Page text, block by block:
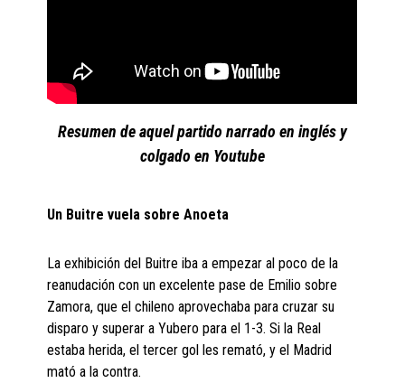
Resumen de aquel partido narrado en inglés y
colgado en Youtube
Un Buitre vuela sobre Anoeta
La exhibición del Buitre iba a empezar al poco de la
reanudación con un excelente pase de Emilio sobre
Zamora, que el chileno aprovechaba para cruzar su
disparo y superar a Yubero para el 1-3. Si la Real
estaba herida, el tercer gol les remató, y el Madrid
mató a la contra.